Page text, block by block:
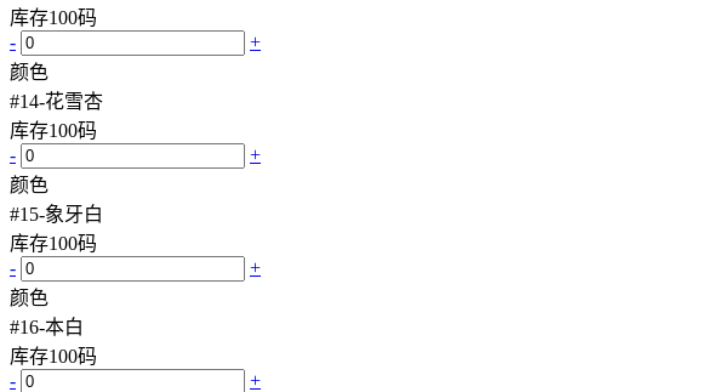
库存100码
-
+
颜色
#14-花雪杏
库存100码
-
+
颜色
#15-象牙白
库存100码
-
+
颜色
#16-本白
库存100码
-
+